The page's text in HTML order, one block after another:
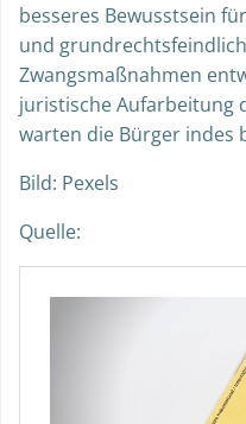
besseres Bewusstsein
und
Zwangsmaßnahmen
juristische Aufarbeitung
warten die Bürger indes
Bild: Pexels
Quelle: